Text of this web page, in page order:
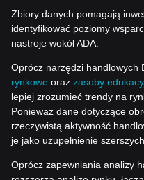
Zbiory danych pomagają
identyfikować poziomy
nastroje wokół ADA.
Oprócz narzędzi handlowych
rynkowe oraz zasoby
lepiej zrozumieć trendy na
Ponieważ dane dotyczące
rzeczywistą aktywność
je jako uzupełnienie
Oprócz zapewniania analizy